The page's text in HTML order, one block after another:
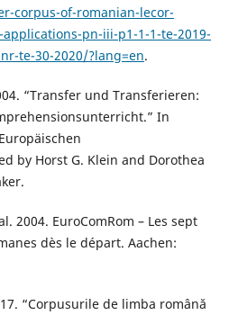
corpus-of-romanian-lecor-
pn-iii-p1-1-1-te-2019-
te-30-2020/?lang=en.
“Transfer und Transferieren:
In
by Horst G. Klein and Dorothea
2004. EuroComRom – Les sept
dès le départ. Aachen:
“Corpusurile de limba română